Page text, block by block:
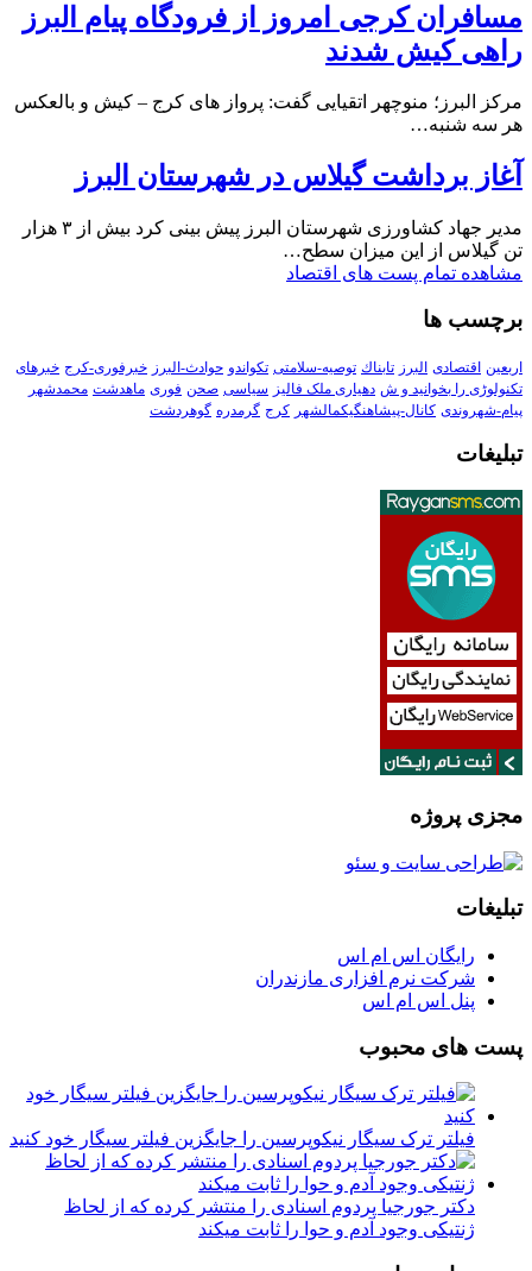
مسافران کرجی امروز از فرودگاه پیام البرز
راهی کیش شدند
مرکز البرز؛ منوچهر اتقیایی گفت: پرواز های کرج – کیش و بالعکس
هر سه شنبه…
آغاز برداشت گیلاس در شهرستان البرز
مدیر جهاد کشاورزی شهرستان البرز پیش بینی کرد بیش از ۳ هزار
تن گیلاس از این میزان سطح…
مشاهده تمام پست های اقتصاد
برچسب ها
اربعین اقتصادی البرز تابناك توصیه-سلامتی تکواندو حوادث-البرز خبرفوری-کرج خبرهای
تکنولوڑی را بخوانید و ش دهیاری ملک فالیز سیاسی صحن فوری ماهدشت محمدشهر
پیام-شهروندی کانال-پیشاهنگیکمالشهر کرج گرمدره گوهردشت
تبلیغات
مجزی پروژه
تبلیغات
رایگان اس ام اس
شرکت نرم افزاری مازندران
پنل اس ام اس
پست های محبوب
فیلتر ترک سیگار نیکوپرسین را جایگزین فیلتر سیگار خود کنید
دکتر جورجیا پردوم اسنادی را منتشر کرده که از لحاظ
ژنتیکی وجود آدم و حوا را ثابت میکند